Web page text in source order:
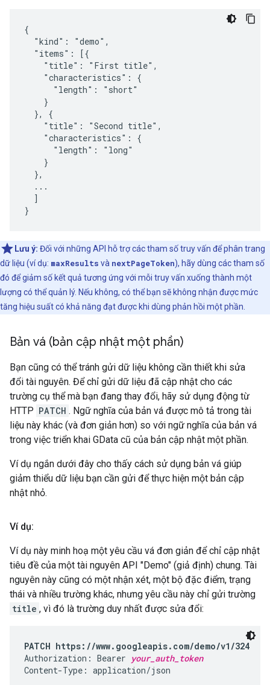
{
  "kind": "demo",
  "items": [{
    "title": "First title",
    "characteristics": {
      "length": "short"
    }
  }, {
    "title": "Second title",
    "characteristics": {
      "length": "long"
    }
  },
  ...
  ]
}
Lưu ý: Đối với những API hỗ trợ các tham số truy vấn để phân trang
dữ liệu (ví dụ: maxResults và nextPageToken), hãy dùng các tham số
đó để giảm số kết quả tương ứng với mỗi truy vấn xuống thành một
lượng có thể quản lý. Nếu không, có thể bạn sẽ không nhận được mức
tăng hiệu suất có khả năng đạt được khi dùng phản hồi một phần.
Bản vá (bản cập nhật một phần)
Bạn cũng có thể tránh gửi dữ liệu không cần thiết khi sửa
đổi tài nguyên. Để chỉ gửi dữ liệu đã cập nhật cho các
trường cụ thể mà bạn đang thay đổi, hãy sử dụng động từ
HTTP PATCH . Ngữ nghĩa của bản vá được mô tả trong tài
liệu này khác (và đơn giản hơn) so với ngữ nghĩa của bản vá
trong việc triển khai GData cũ của bản cập nhật một phần.
Ví dụ ngắn dưới đây cho thấy cách sử dụng bản vá giúp
giảm thiểu dữ liệu bạn cần gửi để thực hiện một bản cập
nhật nhỏ.
Ví dụ:
Ví dụ này minh hoạ một yêu cầu vá đơn giản để chỉ cập nhật
tiêu đề của một tài nguyên API "Demo" (giả định) chung. Tài
nguyên này cũng có một nhận xét, một bộ đặc điểm, trạng
thái và nhiều trường khác, nhưng yêu cầu này chỉ gửi trường
title , vì đó là trường duy nhất được sửa đổi:
PATCH https://www.googleapis.com/demo/v1/324
Authorization: Bearer your_auth_token
Content-Type: application/json